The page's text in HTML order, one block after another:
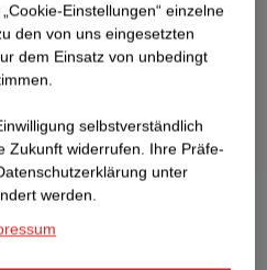
Einstellungen“ einzelne
den von uns eingesetzten
dem Einsatz von unbedingt
selbstverständlich
Zukunft widerrufen. Ihre Prä­fe­
unter
werden.